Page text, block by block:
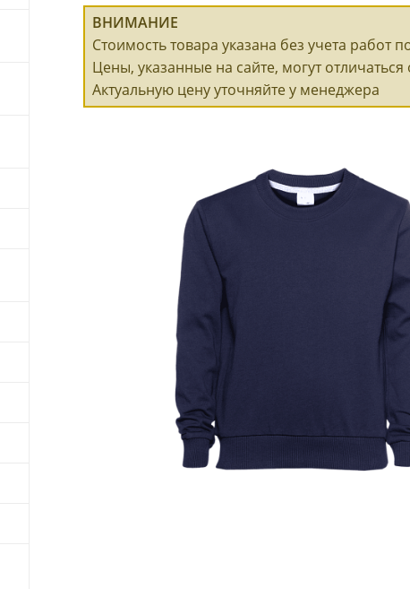
ВНИМАНИЕ
Стоимость товара указана без учета работ
Цены, указанные на сайте, могут
Актуальную цену уточняйте у менеджера